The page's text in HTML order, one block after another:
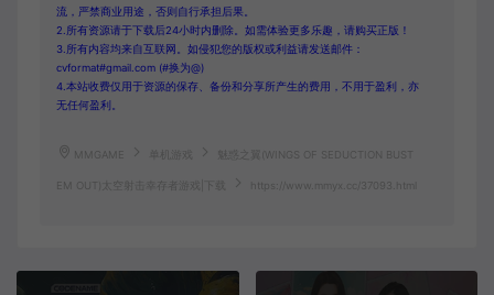
流，严禁商业用途，否则自行承担后果。
2.所有资源请于下载后24小时内删除。如需体验更多乐趣，请购买正版！
3.所有内容均来自互联网。如侵犯您的版权或利益请发送邮件：
cvformat#gmail.com (#换为@)
4.本站收费仅用于资源的保存、备份和分享所产生的费用，不用于盈利，亦
无任何盈利。
MMGAME 魅惑之翼(WINGS OF SEDUCTION BUST
EM OUT)太空射击幸存者游戏|下载 https://www.mmyx.cc/37093.html